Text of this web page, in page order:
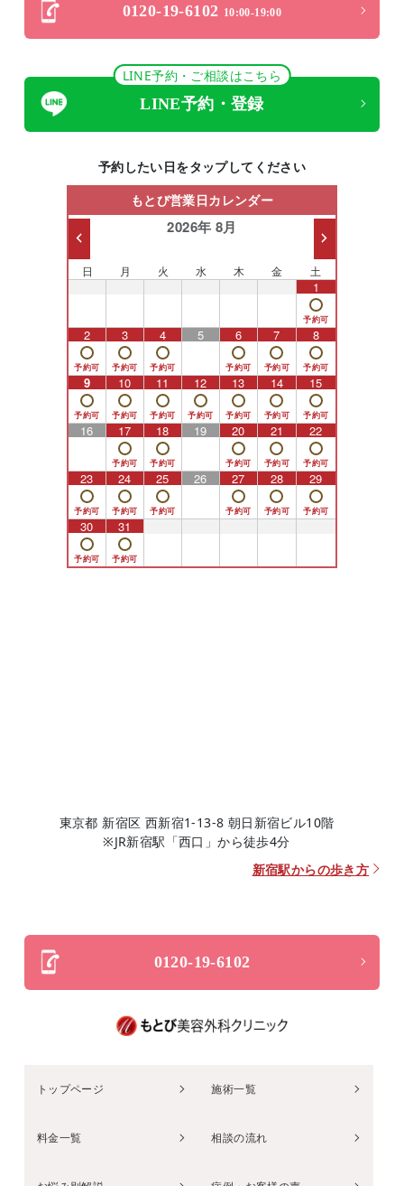
0120-19-6102 10:00-19:00
LINE予約・ご相談はこちら
LINE予約・登録
予約したい日をタップしてください
もとび営業日カレンダー
2026年 8月
日 月 火 水 木 金 土
1
2 3 4 5 6 7 8
9 10 11 12 13 14 15
16 17 18 19 20 21 22
23 24 25 26 27 28 29
30 31
東京都 新宿区 西新宿1-13-8 朝日新宿ビル10階
※JR新宿駅「西口」から徒歩4分
新宿駅からの歩き方
0120-19-6102
トップページ 施術一覧
料金一覧 相談の流れ